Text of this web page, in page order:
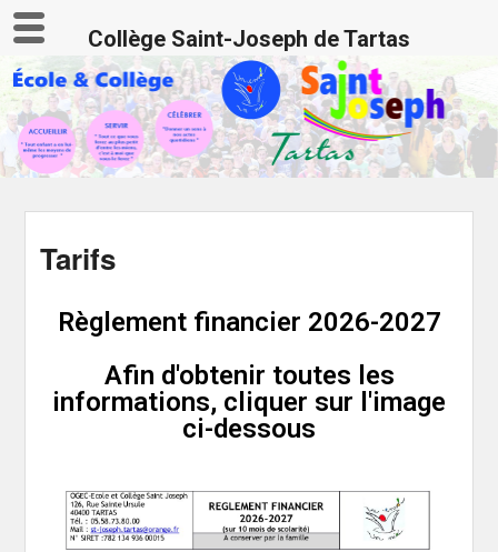
Tarifs
Règlement financier 2026-2027
Afin d'obtenir toutes les
informations, cliquer sur l'image
ci-dessous
Collège Saint-Joseph de Tartas